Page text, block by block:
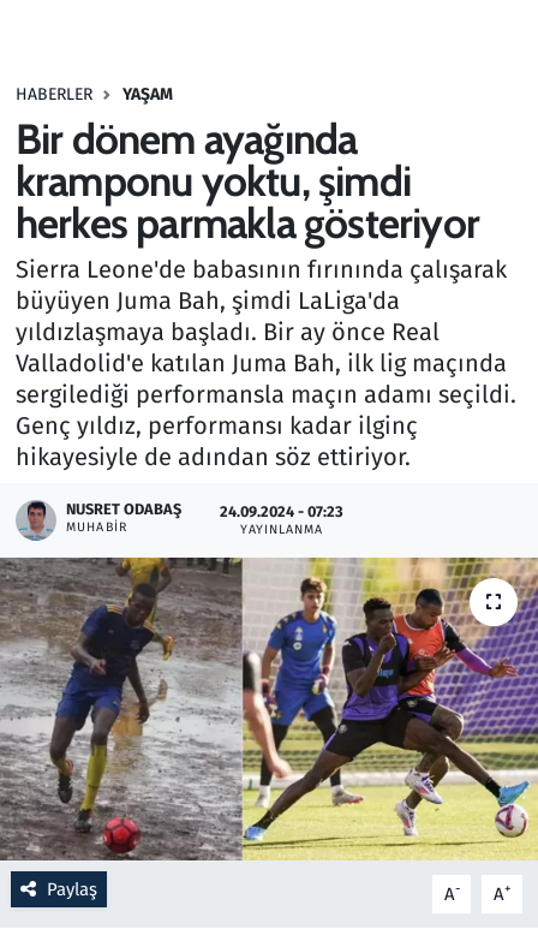
HABERLER YAŞAM
Bir dönem ayağında
kramponu yoktu, şimdi
herkes parmakla gösteriyor
Sierra Leone'de babasının fırınında çalışarak
büyüyen Juma Bah, şimdi LaLiga'da
yıldızlaşmaya başladı. Bir ay önce Real
Valladolid'e katılan Juma Bah, ilk lig maçında
sergilediği performansla maçın adamı seçildi.
Genç yıldız, performansı kadar ilginç
hikayesiyle de adından söz ettiriyor.
NUSRET ODABAŞ
MUHABIR
24.09.2024 - 07:23
YAYINLANMA
Paylaş A- A+
Haber
Kurumsal Haberler
Lezzet Durağı
Memur ve Kamu
Otomobil
Oyun
Ramazan
Resmi İlanlar
Rüya Tabirleri
Sağlık
Savunma Sanayi
Seçim 2023
Spor